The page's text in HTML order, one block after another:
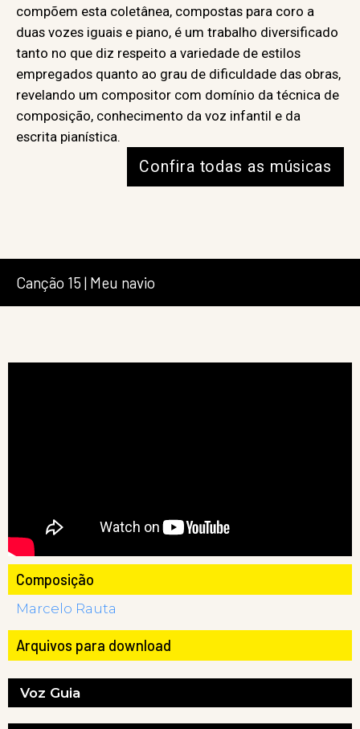
compõem esta coletânea, compostas para coro a
duas vozes iguais e piano, é um trabalho diversificado
tanto no que diz respeito a variedade de estilos
empregados quanto ao grau de dificuldade das obras,
revelando um compositor com domínio da técnica de
composição, conhecimento da voz infantil e da
escrita pianística.
Confira todas as músicas
Canção 15 | Meu navio
Composição
Marcelo Rauta
Arquivos para download
Voz Guia